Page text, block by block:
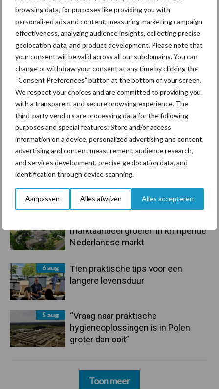
browsing data, for purposes like providing you with
personalized ads and content, measuring marketing campaign
effectiveness, analyzing audience insights, collecting precise
geolocation data, and product development. Please note that
your consent will be valid across all our subdomains. You can
change or withdraw your consent at any time by clicking the
“Consent Preferences” button at the bottom of your screen.
We respect your choices and are committed to providing you
with a transparent and secure browsing experience. The
third-party vendors are processing data for the following
purposes and special features: Store and/or access
information on a device, personalized advertising and content,
advertising and content measurement, audience research,
and services development, precise geolocation data, and
identification through device scanning.
Aanpassen Alles afwijzen Alles accepteren
Primaire
Sidebar
Recent nieuws Partner nieuws
7 aug
Grondstoffenmarkt blijft grillig:
droogte en geopolitiek houden
handel in de greep
De speenhuid: een vaak
onderschatte risicofactor voor
mastitis
marktaandeel groeien in krimpende
Nederlandse markt
6 aug
Tien praktische tips voor een
langere levensduur
5 aug
“Vraag naar praktische
hygieneoplossingen is in Polen
groter dan ooit”
Toon meer
Toon meer